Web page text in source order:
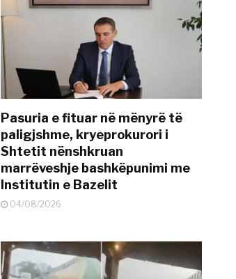
Pasuria e fituar në mënyrë të
paligjshme, kryeprokurori i
Shtetit nënshkruan
marrëveshje bashkëpunimi me
Institutin e Bazelit
04/08/2026